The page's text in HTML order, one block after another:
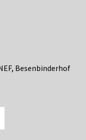
Besenbinderhof